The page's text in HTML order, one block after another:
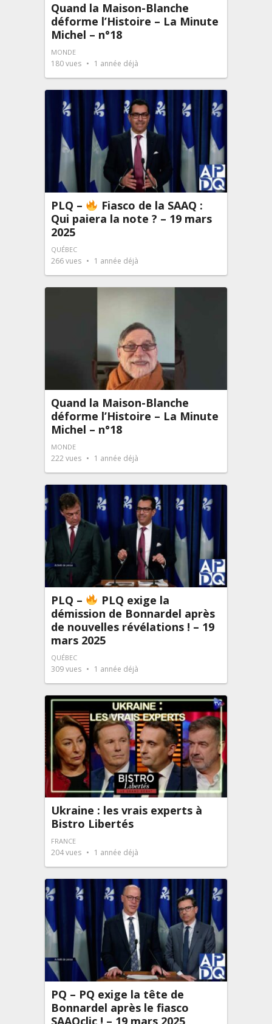
Quand la Maison-Blanche
déforme l’Histoire – La Minute
Michel – n°18
MONDE
180vues 1 année déjà
PLQ –
Fiasco de la SAAQ :
Qui paiera la note ? – 19 mars
2025
QUÉBEC
266vues 1 année déjà
Quand la Maison-Blanche
déforme l’Histoire – La Minute
Michel – n°18
MONDE
222vues 1 année déjà
PLQ –
PLQ exige la
démission de Bonnardel après
de nouvelles révélations ! – 19
mars 2025
QUÉBEC
309vues 1 année déjà
Ukraine : les vrais experts à
Bistro Libertés
FRANCE
204vues 1 année déjà
PQ – PQ exige la tête de
Bonnardel après le fiasco
SAAQclic ! – 19 mars 2025